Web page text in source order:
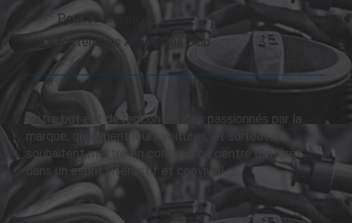
Petites annonces
Partenaires Avantages Club
Notre but est de rencontrer des passionnés par la
marque, qui aiment leurs voitures, et surtout qui
souhaitent mettre en commun ce centre d’intérêt
dans un esprit interactif et convivial.